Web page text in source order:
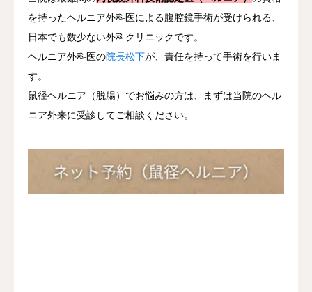
を持ったヘルニア外科医による腹腔鏡手術が受けられる、
日本でも数少ない外科クリニックです。
ヘルニア外科医の院長松下が、責任を持って手術を行いま
す。
鼠径ヘルニア（脱腸）でお悩みの方は、まずは当院のヘル
ニア外来に受診してご相談ください。